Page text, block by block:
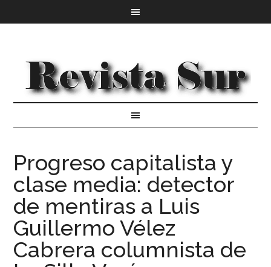
Progreso capitalista y
clase media: detector
de mentiras a Luis
Guillermo Vélez
Cabrera columnista de